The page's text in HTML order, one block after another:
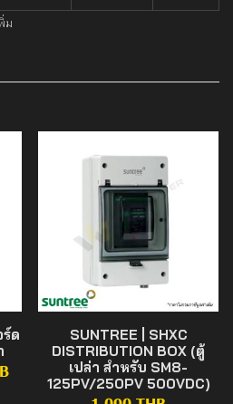
ม
ด
SUNTREE | SHXC
DISTRIBUTION BOX (ตู้
เปล่า สำหรับ SM8-
125PV/250PV 500VDC)